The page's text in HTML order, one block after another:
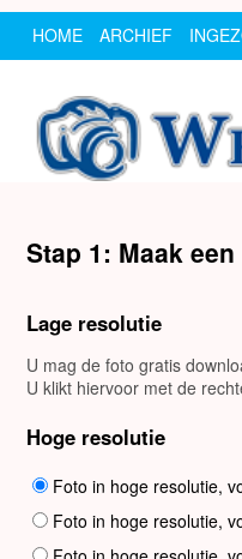
HOME ARCHIEF
Stap 1: Maak
Lage resolutie
U mag de foto gratis
U klikt hiervoor met de
Hoge resolutie
Foto in hoge resolutie,
Foto in hoge resolutie,